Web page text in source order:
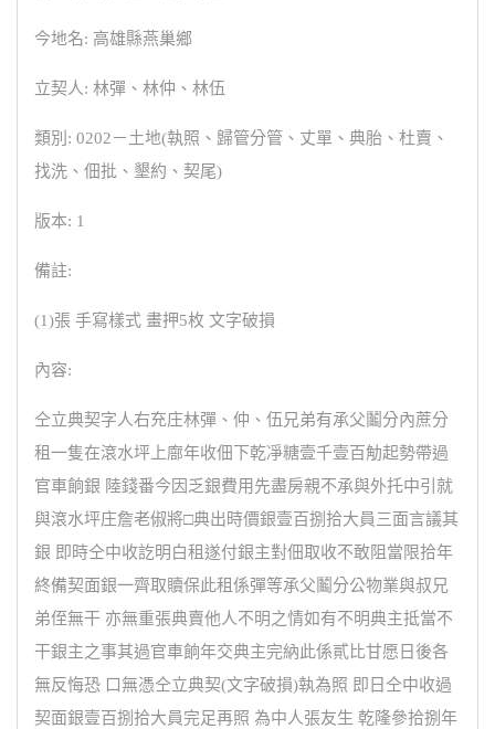
今地名: 高雄縣燕巢鄉
立契人: 林彈、林仲、林伍
類別: 0202－土地(執照、歸管分管、丈單、典胎、杜賣、
找洗、佃批、墾約、契尾)
版本: 1
備註:
(1)張 手寫樣式 畫押5枚 文字破損
內容:
仝立典契字人右充庄林彈、仲、伍兄弟有承父鬮分內蔗分
租一隻在滾水坪上廍年收佃下乾凈糖壹千壹百觔起勢帶過
官車餉銀 陸錢番今因乏銀費用先盡房親不承與外托中引就
與滾水坪庄詹老俶將□典出時價銀壹百捌拾大員三面言議其
銀 即時仝中收訖明白租遂付銀主對佃取收不敢阻當限拾年
終備契面銀一齊取贖保此租係彈等承父鬮分公物業與叔兄
弟侄無干 亦無重張典賣他人不明之情如有不明典主抵當不
干銀主之事其過官車餉年交典主完納此係貳比甘愿日後各
無反悔恐 口無憑仝立典契(文字破損)執為照 即日仝中收過
契面銀壹百捌拾大員完足再照 為中人張友生 乾隆參拾捌年